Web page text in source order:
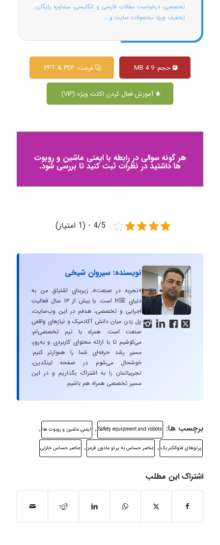
تخصصی، درخواست مقالات فارسی و انگلیسی، مشاوره رایگان،
تخفیف ویژه محصولات سایت و ...
حجم: 4.9 MB فرمت: PPT & PDF
آموزش فعال کردن اکانت ویژه (VIP)
هر گونه سوالی در رابطه با ایمنی ماشین و روبوت
ها داشتید در نظرات ثبت کنید تا بررسی شود.
4/5 - (1 امتیاز)
   
نویسنده: سیروان شیخی
«تجربه در صنعت»، زیربنایِ اشتیاقِ من به
دنیایِ HSE است. با بیش از ۱۳ سال فعالیت
اجرایی و تخصصی، هدفم در این وب‌سایت،
پل زدن میان دانشِ آکادمیک و نیازهای واقعیِ
صنعت است. همراه با تیم تخصصی‌ام،
می‌کوشیم تا با ارائه محتوای کاربردی و به‌روز،
مسیرِ رشد حرفه‌ای شما را هموارتر کنیم.
خوشحال می‌شوم در صفحه لینکدین،
تجربیاتمان را به اشتراک بگذاریم و در این
مسیر تخصصی همراه هم باشیم.
برچسب ها: Safety equipment and robots
, ایمنی ماشین و روبوت ها ,
پرتوهای فتوالکتریک , عناصر حساس به پرتو مادون قرمز , عناصر حساس خازنی
اشتراک این مطلب